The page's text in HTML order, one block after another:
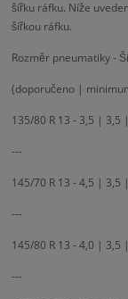
šířku ráfku. Níže
šířkou ráfku.
Rozměr pneumatiky -
(doporučeno |
135/80 R 13 - 3,5 | 3,5
---
145/70 R 13 - 4,5 | 3,5
---
145/80 R 13 - 4,0 | 3,5
---